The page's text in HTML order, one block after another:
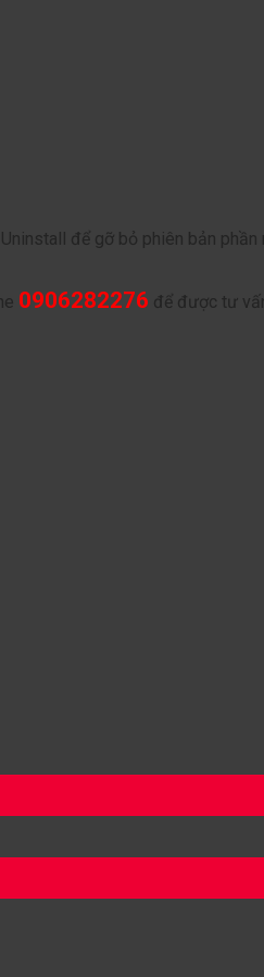
để gỡ bỏ phiên bản phần
0906282276 để được tư